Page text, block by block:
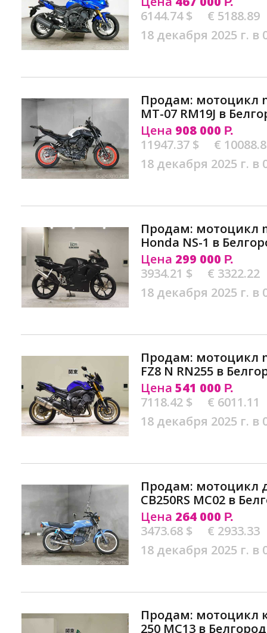
6144.74 $
€ 5188.89
18 декабря 2025 г. в
Продам: мотоцикл
MT-07 RM19J в
Цена 908 000 Р.
11947.37 $
€
18 декабря 2025 г. в
Продам: мотоцикл
Honda NS-1 в
Цена 299 000 Р.
3934.21 $
€ 3322.22
18 декабря 2025 г. в
Продам: мотоцикл
FZ8 N RN255 в
Цена 541 000 Р.
7118.42 $
€ 6011.11
18 декабря 2025 г. в
Продам: мотоцикл
CB250RS MC02 в
Цена 264 000 Р.
3473.68 $
€ 2933.33
18 декабря 2025 г. в
Продам: мотоцикл
250 MC13 в